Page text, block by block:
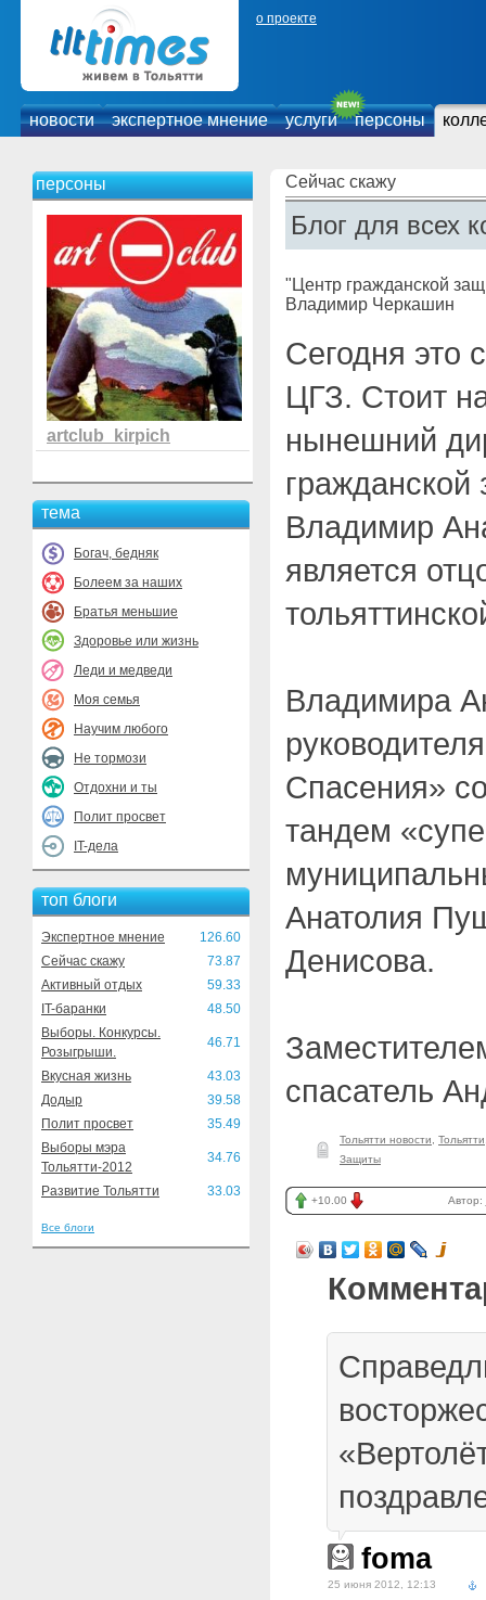
о проекте
новости экспертное мнение услуги персоны
персоны
artclub_kirpich
тема
Богач, бедняк
Болеем за наших
Братья меньшие
Здоровье или жизнь
Леди и медведи
Моя семья
Научим любого
Не тормози
Отдохни и ты
Полит просвет
IT-дела
топ блоги
Экспертное мнение
126.60
Сейчас скажу
73.87
Активный отдых
59.33
IT-баранки
48.50
Выборы. Конкурсы.
Розыгрыши.
46.71
Вкусная жизнь
43.03
Додыр
39.58
Полит просвет
35.49
Выборы мэра
Тольятти-2012
34.76
Развитие Тольятти 33.03
Все блоги
Сейчас скажу
Блог для всех
"Центр гражданской
Владимир Черкашин
Сегодня это
ЦГЗ. Стоит
нынешний
гражданской
Владимир
является
Владимира
Спасения»
тандем
Анатолия
Денисова.
спасатель
Тольятти новости Тольятти
Защиты
+10.00 Автор:
foma
25 июня 2012, 12:13